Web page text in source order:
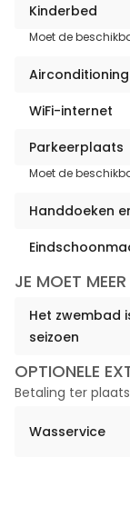
Kinderbed
Moet de
Airconditioning
WiFi-internet
Parkeerplaats
Moet de
Handdoeken
JE MOET
Het zwembad
seizoen
OPTIONELE
Betaling ter
Wasservice